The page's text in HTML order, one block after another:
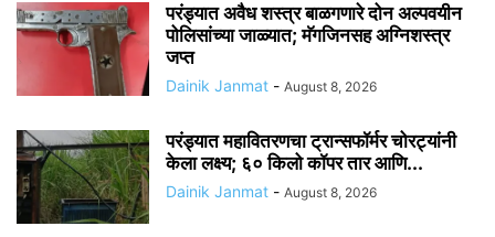
परंड्यात अवैध शस्त्र बाळगणारे दोन अल्पवयीन
पोलिसांच्या जाळ्यात; मॅगजिनसह अग्निशस्त्र
जप्त
Dainik Janmat - August 8, 2026
परंड्यात महावितरणचा ट्रान्सफॉर्मर चोरट्यांनी
केला लक्ष्य; ६० किलो कॉपर तार आणि...
Dainik Janmat - August 8, 2026